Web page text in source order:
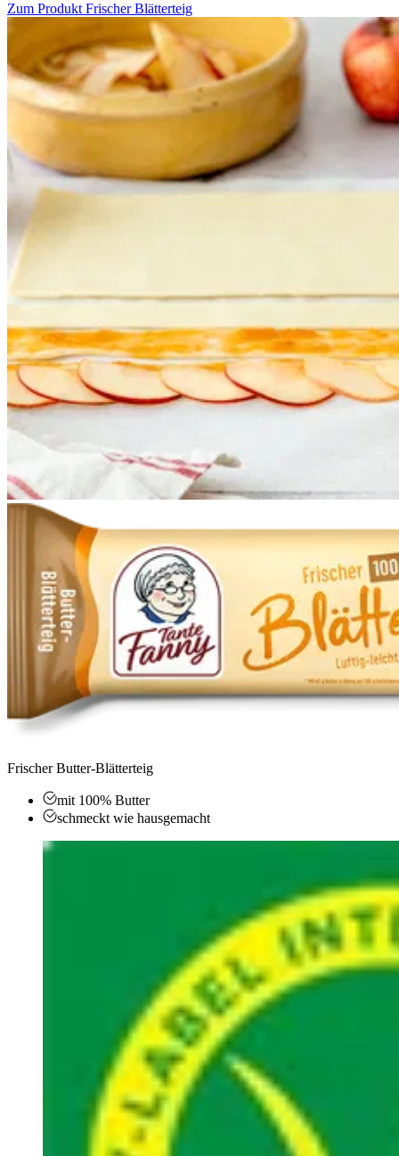
Zum ProduktFrischer Blätterteig
Frischer Butter-Blätterteig
mit 100% Butter
schmeckt wie hausgemacht